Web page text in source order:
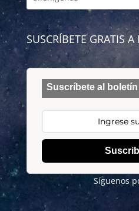
SUSCRÍBETE GRATIS
Suscríbete al
Síguenos